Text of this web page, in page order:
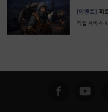
[이벤트] 파